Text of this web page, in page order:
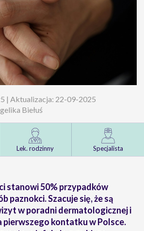
| Aktualizacja: 22-09-2025
Biełuś
Lek. rodzinny Specjalista
stanowi 50% przypadków
paznokci.Szacuje się, że są
w poradni dermatologicznej i
pierwszego kontatku w Polsce.